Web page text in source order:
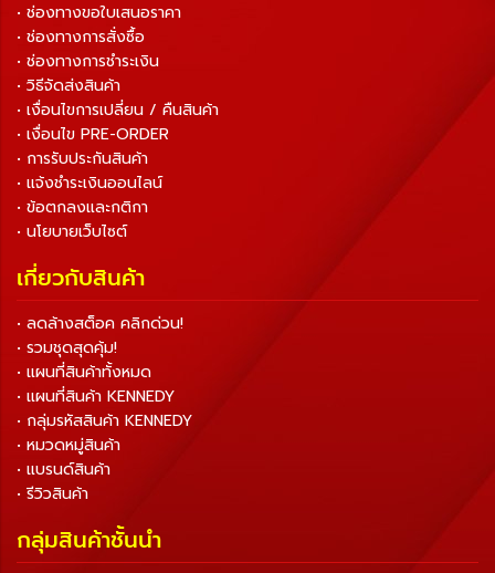
• ช่องทางขอใบเสนอราคา
• ช่องทางการสั่งซื้อ
• ช่องทางการชำระเงิน
• วิธีจัดส่งสินค้า
• เงื่อนไขการเปลี่ยน / คืนสินค้า
• เงื่อนไข PRE-ORDER
• การรับประกันสินค้า
• แจ้งชำระเงินออนไลน์
• ข้อตกลงและกติกา
• นโยบายเว็บไซต์
เกี่ยวกับสินค้า
• ลดล้างสต็อค คลิกด่วน!
• รวมชุดสุดคุ้ม!
• แผนที่สินค้าทั้งหมด
• แผนที่สินค้า KENNEDY
• กลุ่มรหัสสินค้า KENNEDY
• หมวดหมู่สินค้า
• แบรนด์สินค้า
• รีวิวสินค้า
กลุ่มสินค้าชั้นนำ